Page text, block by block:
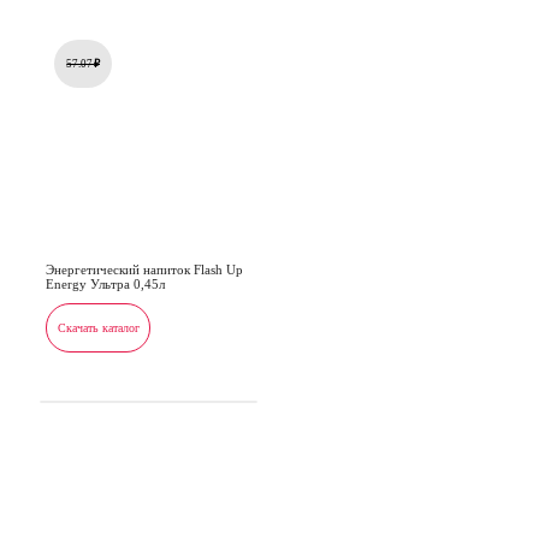
57.07₽
Энергетический напиток Flash Up
Energy Ультра 0,45л
Скачать каталог